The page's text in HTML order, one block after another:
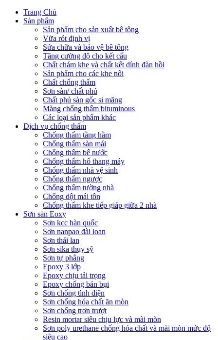
Trang Chủ
Sản phẩm
Sản phẩm cho sản xuất bê tông
Vữa rót định vị
Sửa chữa và bảo vệ bê tông
Tăng cường độ cho kết cấu
Chất chám khe và chất kết dính đàn hồi
Sản phẩm cho các khe nối
Chất chống thấm
Sơn sàn/ chất phủ
Chất phủ sàn gốc si măng
Màng chống thấm bituminous
Các loại sản phẩm khác
Dịch vụ chống thấm
Chống thấm tầng hầm
Chống thấm sàn mái
Chống thấm bể nước
Chống thấm hố thang máy
Chống thấm nhà vệ sinh
Chống thấm ngược
Chống thấm tường nhà
Chống dột mái tôn
Chống thấm khe tiếp giáp giữa 2 nhà
Sơn sàn Eoxy
Sơn kcc hàn quốc
Sơn nanpao đài loan
Sơn thái lan
Sơn sika thụy sỹ
Sơn tự phẳng
Epoxy 3 lớp
Epoxy chịu tải trọng
Epoxy chống bán bụi
Sơn chống tĩnh điện
Sơn chống hóa chất ăn mòn
Sơn chống trơn trượt
Resin mortar siêu chịu lực và mài mòn
Sơn poly urethane chống hóa chất và mài mòn mức độ
siêu cao